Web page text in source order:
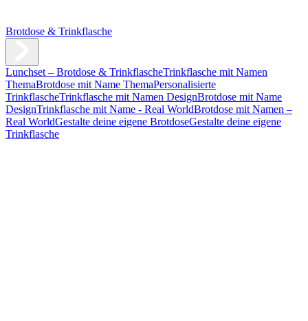
Brotdose & Trinkflasche
Lunchset – Brotdose & TrinkflascheTrinkflasche mit Namen
ThemaBrotdose mit Name ThemaPersonalisierte
TrinkflascheTrinkflasche mit Namen DesignBrotdose mit Name
DesignTrinkflasche mit Name - Real WorldBrotdose mit Namen –
Real WorldGestalte deine eigene BrotdoseGestalte deine eigene
Trinkflasche